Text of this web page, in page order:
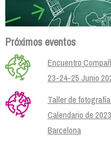
Próximos eventos
Encuentro
23-24-25 Junio
Taller de
Calendario de
Barcelona